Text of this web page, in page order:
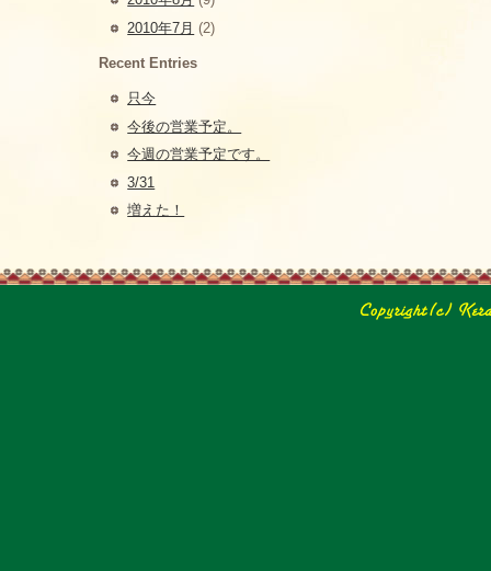
2010年7月 (2)
Recent Entries
只今
今後の営業予定。
今週の営業予定です。
3/31
増えた！